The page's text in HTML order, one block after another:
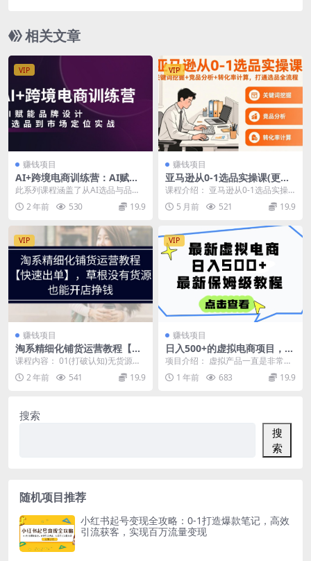
相关文章
VIP
赚钱项目
AI+跨境电商训练营：AI赋能
品牌设计，从选品到市场定位
实战
此系列课程涵盖了从AI选品与品牌
设计到社交媒体及建站的全流程外
贸电商技能。第一天...
2 年前 530 19.9
VIP
赚钱项目
亚马逊从0-1选品实操课(更新3
月)
课程介绍： 亚马逊从0-1选品实操
课，聚焦新手入门到实操落地，覆
盖全流程核心要点...
5 月前 521 19.9
VIP
赚钱项目
淘系精细化铺货运营教程【快
速出单】，草根没有货源，也
能开店挣钱
课程内容： 01(打破认知)无货源行
不行 02_(打破认知)升级思维模型 0
3 ...2 年前 541 19.9
VIP
赚钱项目
日入500+的虚拟电商项目，保
姆级教程，全网最详细，操作
简单，每天一个小时，实现被
动收入
项目介绍： 虚拟产品一直是非常火
爆的赛道，而对于怎么做蓝海产品
很多人还是有疑问，...
1 年前 683 19.9
搜索
搜
索
随机项目推荐
小红书起号变现全攻略：0-1打造爆款笔记，高效
引流获客，实现百万流量变现